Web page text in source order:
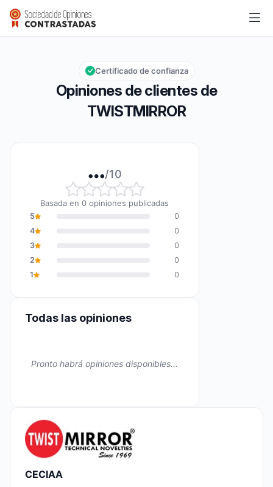
TWISTMIRROR
Calificación global: … de 10
…/10
Opiniones de clientes de
TWISTMIRROR
Certificado de confianza
…/10
Calificación global: … de 10
Basada en 0 opiniones publicadas
5
0
4
0
3
0
2
0
1
0
Todas las opiniones
Pronto habrá opiniones disponibles...
CECIAA